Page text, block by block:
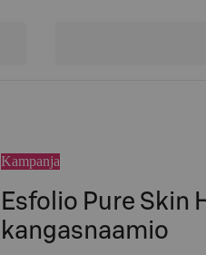
Kampanja
Esfolio Pure Skin
kangasnaamio